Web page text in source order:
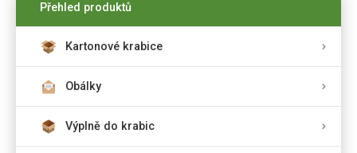
Přehled produktů
Kartonové krabice
Obálky
Výplně do krabic